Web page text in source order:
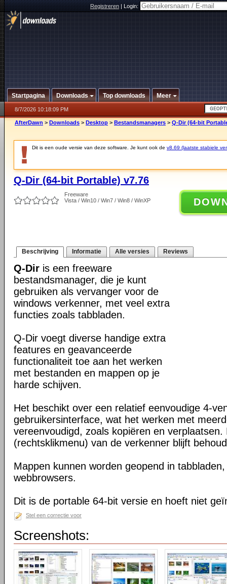
Registreren|Login:
Startpagina Downloads Top downloads Meer
8/7/2026 10:18:09 PM
AfterDawn > Downloads > Desktop > Bestandsmanagers > Q-Dir (64-bit
Dit is een oude versie van deze software. Je kunt ook de v8.69 (laatste stabiele
Q-Dir (64-bit Portable) v7.76
Freeware
Vista / Win10 / Win7 / Win8 / WinXP
Beschrijving Informatie Alle versies Reviews
Q-Dir is een freeware
bestandsmanager, die je kunt
gebruiken als vervanger voor de
windows verkenner, met veel extra
functies zoals tabbladen.
Q-Dir voegt diverse handige extra
features en geavanceerde
functionaliteit toe aan het werken
met bestanden en mappen op je
harde schijven.
Het beschikt over een relatief eenvoudige 4-
gebruikersinterface, wat het werken met
vereenvoudigd, zoals kopiëren en
(rechtsklikmenu) van de verkenner blijft
Mappen kunnen worden geopend in
webbrowsers.
Dit is de portable 64-bit versie en hoeft niet
Stel een correctie voor
Screenshots: